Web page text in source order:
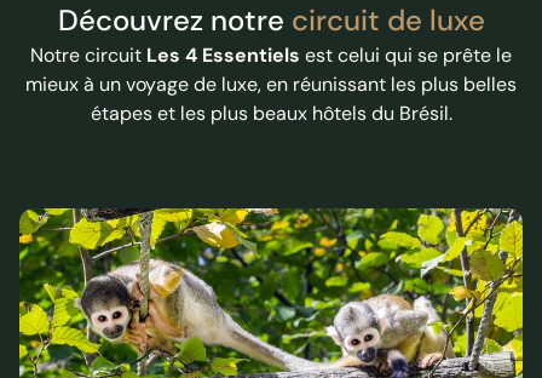
Découvrez notre circuit de luxe
Notre circuit Les 4 Essentiels est celui qui se prête le
mieux à un voyage de luxe, en réunissant les plus belles
étapes et les plus beaux hôtels du Brésil.